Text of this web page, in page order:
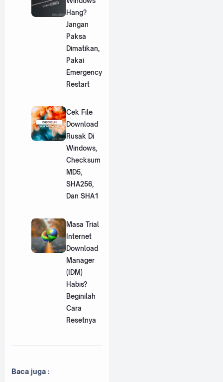
Hang?
Jangan
Paksa
Dimatikan,
Pakai
Emergency
Restart
Cek File
Download
Rusak Di
Windows,
Checksum
MD5,
SHA256,
Dan SHA1
Masa Trial
Internet
Download
Manager
(IDM)
Habis?
Beginilah
Cara
Resetnya
Baca juga :